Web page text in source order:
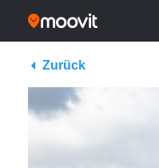
Zurück